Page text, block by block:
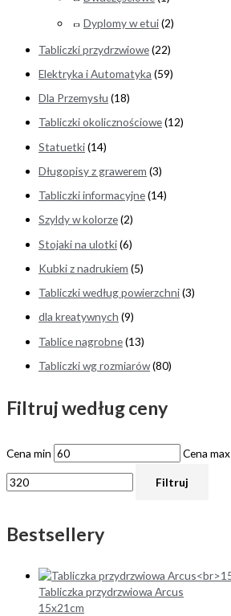
Dyplomy w etui(2)
Tabliczki przydrzwiowe(22)
Elektryka i Automatyka (59)
Dla Przemysłu (18)
Tabliczki okolicznościowe(12)
Statuetki(14)
Długopisy z grawerem (3)
Tabliczki informacyjne(14)
Szyldy w kolorze(2)
Stojaki na ulotki(6)
Kubki z nadrukiem (5)
Tabliczki według powierzchni(3)
dla kreatywnych (9)
Tablice nagrobne(13)
Tabliczki wg rozmiarów(80)
Filtruj według ceny
Cena min Cena max
Filtruj
Bestsellery
Tabliczka przydrzwiowa Arcus
15x21cm